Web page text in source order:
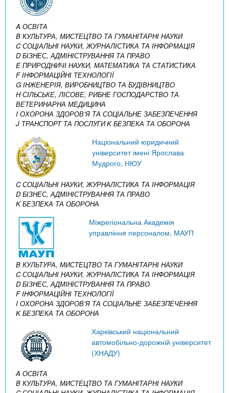
A ОСВІТА
B КУЛЬТУРА, МИСТЕЦТВО ТА ГУМАНІТАРНІ НАУКИ
C СОЦІАЛЬНІ НАУКИ, ЖУРНАЛІСТИКА ТА ІНФОРМАЦІЯ
D БІЗНЕС, АДМІНІСТРУВАННЯ ТА ПРАВО
E ПРИРОДНИЧІ НАУКИ, МАТЕМАТИКА ТА СТАТИСТИКА
F ІНФОРМАЦІЙНІ ТЕХНОЛОГІЇ
G ІНЖЕНЕРІЯ, ВИРОБНИЦТВО ТА БУДІВНИЦТВО
H СІЛЬСЬКЕ, ЛІСОВЕ, РИБНЕ ГОСПОДАРСТВО ТА
ВЕТЕРИНАРНА МЕДИЦИНА
I ОХОРОНА ЗДОРОВ’Я ТА СОЦІАЛЬНЕ ЗАБЕЗПЕЧЕННЯ
J ТРАНСПОРТ ТА ПОСЛУГИK БЕЗПЕКА ТА ОБОРОНА
Національний юридичний
університет імені Ярослава
Мудрого, НЮУ
C СОЦІАЛЬНІ НАУКИ, ЖУРНАЛІСТИКА ТА ІНФОРМАЦІЯ
D БІЗНЕС, АДМІНІСТРУВАННЯ ТА ПРАВО
K БЕЗПЕКА ТА ОБОРОНА
Міжрегіональна Академія
управління персоналом, МАУП
B КУЛЬТУРА, МИСТЕЦТВО ТА ГУМАНІТАРНІ НАУКИ
C СОЦІАЛЬНІ НАУКИ, ЖУРНАЛІСТИКА ТА ІНФОРМАЦІЯ
D БІЗНЕС, АДМІНІСТРУВАННЯ ТА ПРАВО
F ІНФОРМАЦІЙНІ ТЕХНОЛОГІЇ
I ОХОРОНА ЗДОРОВ’Я ТА СОЦІАЛЬНЕ ЗАБЕЗПЕЧЕННЯ
K БЕЗПЕКА ТА ОБОРОНА
Харківський національний
автомобільно-дорожній університет
(ХНАДУ)
A ОСВІТА
B КУЛЬТУРА, МИСТЕЦТВО ТА ГУМАНІТАРНІ НАУКИ